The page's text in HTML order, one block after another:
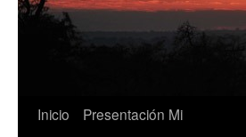
Inicio Presentación Mi